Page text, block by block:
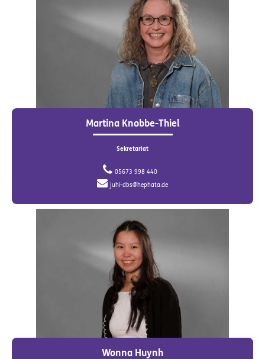
Martina Knobbe-Thiel
Sekretariat
05673 998 440
juhi-dbs@hephata.de
Wonna Huynh